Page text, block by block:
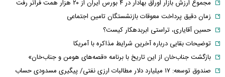
مجموع ارزش بازار اوراق بهادار در ۴ بورس ایران از ۲۰ هزار همت فراتر رفت
زمان دقیق پرداخت معوقات بازنشستگان تامین اجتماعی
حسین آقایاری، تراستی ابربدهکار کیست؟
توضیحات بقایی درباره آخرین شرایط مذاکره با آمریکا
بازگشت جناب‌خان از این تاریخ با برنامه «قصه‌های هومن و جناب‌خان»
صندوق توسعه: ۱۷ میلیارد دلار مطالبات ارزی نفتی/ پیگیری مسدودی حساب